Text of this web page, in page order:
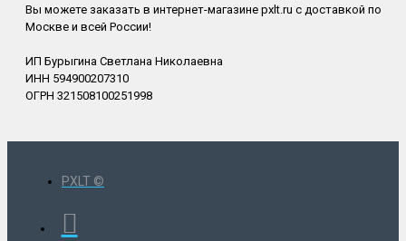
Вы можете заказать в интернет-магазине pxlt.ru с доставкой по
Москве и всей России!
ИП Бурыгина Светлана Николаевна
ИНН 594900207310
ОГРН 321508100251998
PXLT ©